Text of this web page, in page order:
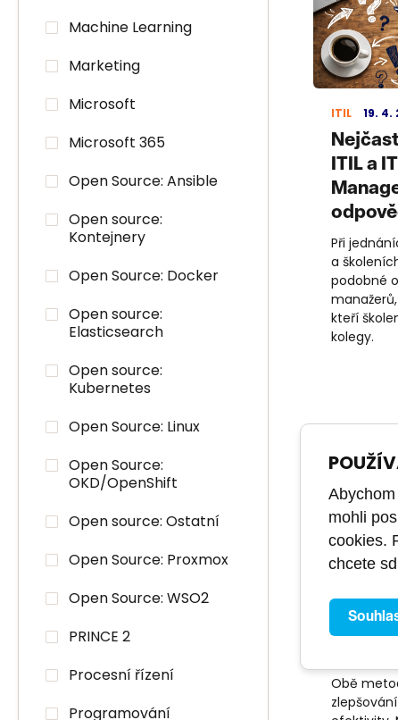
Machine Learning
Marketing
Microsoft
Microsoft 365
Open Source: Ansible
Open source:
Kontejnery
Open Source: Docker
Open source:
Elasticsearch
Open source:
Kubernetes
Open Source: Linux
Open Source:
OKD/OpenShift
Open source: Ostatní
Open Source: Proxmox
Open Source: WSO2
PRINCE 2
Procesní řízení
Programování
ITIL 19. 4.
ITIL a
Při
a
podobné
kteří
kolegy.
Rozdíl
Obě
mohli
cookies.
chcete